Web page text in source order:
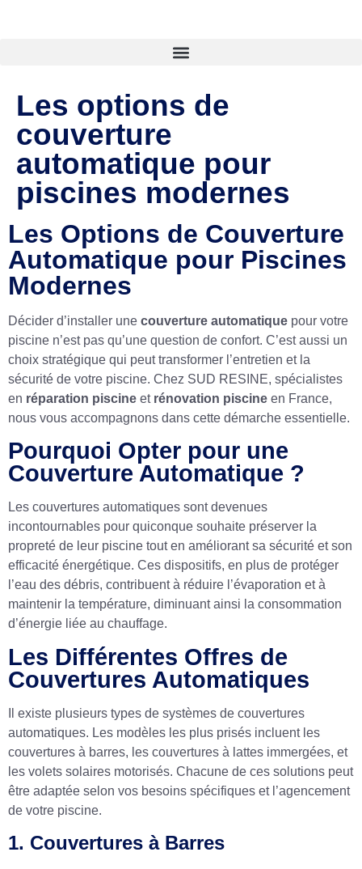
Les options de
couverture
automatique pour
piscines modernes
Les Options de Couverture
Automatique pour Piscines
Modernes
Décider d’installer une couverture automatique pour votre
piscine n’est pas qu’une question de confort. C’est aussi un
choix stratégique qui peut transformer l’entretien et la
sécurité de votre piscine. Chez SUD RESINE, spécialistes
en réparation piscine et rénovation piscine en France,
nous vous accompagnons dans cette démarche essentielle.
Pourquoi Opter pour une
Couverture Automatique ?
Les couvertures automatiques sont devenues
incontournables pour quiconque souhaite préserver la
propreté de leur piscine tout en améliorant sa sécurité et son
efficacité énergétique. Ces dispositifs, en plus de protéger
l’eau des débris, contribuent à réduire l’évaporation et à
maintenir la température, diminuant ainsi la consommation
d’énergie liée au chauffage.
Les Différentes Offres de
Couvertures Automatiques
Il existe plusieurs types de systèmes de couvertures
automatiques. Les modèles les plus prisés incluent les
couvertures à barres, les couvertures à lattes immergées, et
les volets solaires motorisés. Chacune de ces solutions peut
être adaptée selon vos besoins spécifiques et l’agencement
de votre piscine.
1. Couvertures à Barres